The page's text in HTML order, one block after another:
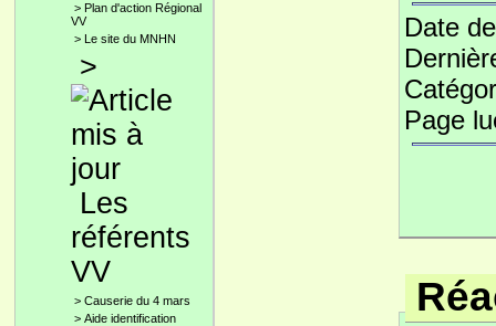
> Plan d'action Régional
VV
> Le site du MNHN
>
Les
référents
VV
> Causerie du 4 mars
> Aide identification
Date
Page